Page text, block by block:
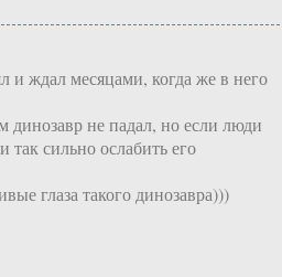
и ждал месяцами, когда же в него
динозавр не падал, но если люди
так сильно ослабить его
глаза такого динозавра)))